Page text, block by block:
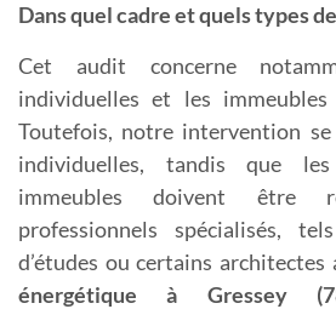
Dans quel cadre et quels types
Cet audit concerne
individuelles et les
Toutefois, notre intervention
individuelles, tandis que
immeubles doivent être
professionnels spécialisés,
d’études ou certains architectes
énergétique à Gressey